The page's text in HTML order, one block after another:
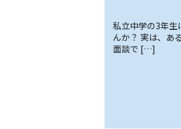
私立中学の3年生
んか？ 実は、あ
面談で […]